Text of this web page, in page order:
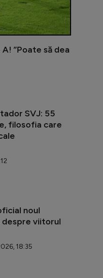
”Poate să dea
SVJ: 55
filosofia care
noul
despre viitorul
18:35